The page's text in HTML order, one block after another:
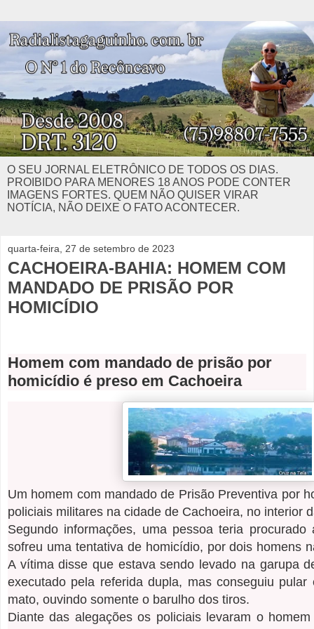
O SEU JORNAL ELETRÔNICO DE TODOS OS DIAS.
PROIBIDO PARA MENORES 18 ANOS PODE CONTER
IMAGENS FORTES. QUEM NÃO QUISER VIRAR
NOTÍCIA, NÃO DEIXE O FATO ACONTECER.
quarta-feira, 27 de setembro de 2023
CACHOEIRA-BAHIA: HOMEM COM
MANDADO DE PRISÃO POR
HOMICÍDIO
Homem com mandado de prisão por
homicídio é preso em Cachoeira
Um homem com mandado de Prisão Preventiva por
policiais militares na cidade de Cachoeira, no interior
Segundo informações, uma pessoa teria
sofreu uma tentativa de homicídio, por dois homens
A vítima disse que estava sendo levado na garupa
executado pela referida dupla, mas conseguiu
mato, ouvindo somente o barulho dos tiros.
Diante das alegações os policiais levaram o